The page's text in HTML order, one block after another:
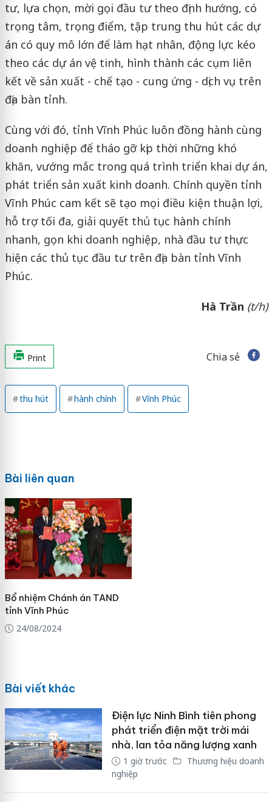
tư, lựa chọn, mời gọi đầu tư theo định hướng, có
trọng tâm, trọng điểm, tập trung thu hút các dự
án có quy mô lớn để làm hạt nhân, động lực kéo
theo các dự án vệ tinh, hình thành các cụm liên
kết về sản xuất - chế tạo - cung ứng - dịch vụ trên
địa bàn tỉnh.
Cùng với đó, tỉnh Vĩnh Phúc luôn đồng hành cùng
doanh nghiệp để tháo gỡ kịp thời những khó
khăn, vướng mắc trong quá trình triển khai dự án,
phát triển sản xuất kinh doanh. Chính quyền tỉnh
Vĩnh Phúc cam kết sẽ tạo mọi điều kiện thuận lợi,
hỗ trợ tối đa, giải quyết thủ tục hành chính
nhanh, gọn khi doanh nghiệp, nhà đầu tư thực
hiện các thủ tục đầu tư trên địa bàn tỉnh Vĩnh
Phúc.
Hà Trần (t/h)
Print Chia sẻ
thu hút hành chính Vĩnh Phúc
Bài liên quan
Bổ nhiệm Chánh án TAND
tỉnh Vĩnh Phúc
24/08/2024
Bài viết khác
Điện lực Ninh Bình tiên phong
phát triển điện mặt trời mái
nhà, lan tỏa năng lượng xanh
1 giờ trước
Thương hiệu doanh
nghiệp